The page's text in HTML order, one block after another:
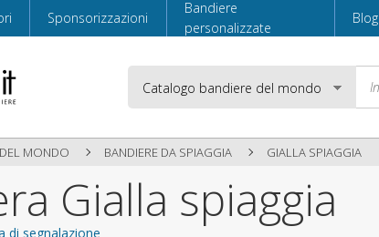
Sponsorizzazioni
Bandiere
personalizzate
Blog
MONDO BANDIERE DA SPIAGGIA GIALLA SPIAGGIA
Gialla spiaggia
di segnalazione